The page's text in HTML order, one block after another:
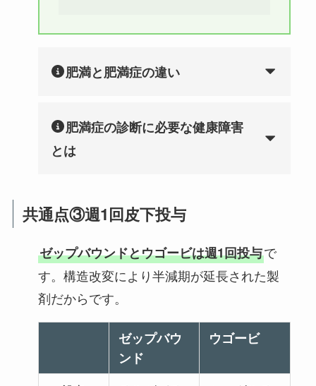
肥満と肥満症の違い
肥満症の診断に必要な健康障害
とは
共通点③週1回皮下投与
ゼップバウンドとウゴービは週1回投与で
す。構造改変により半減期が延長された製
剤だからです。
ゼップバウ
ンド
ウゴービ